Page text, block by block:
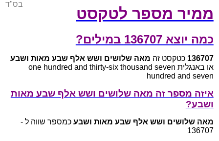
ממיר מספר לטקסט
בס"ד
כמה יוצא 136707 במילים?
136707 כטקסט זה מאה שלושים ושש אלף שבע מאות ושבע
או באנגלית one hundred and thirty-six thousand seven
hundred and seven
איזה מספר זה מאה שלושים ושש אלף שבע מאות
ושבע?
מאה שלושים ושש אלף שבע מאות ושבע כמספר שווה ל -
136707